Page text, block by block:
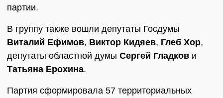
партии.
В группу также вошли депутаты Госдумы
Виталий Ефимов, Виктор Кидяев, Глеб Хор,
депутаты областной думы Сергей Гладков и
Татьяна Ерохина.
Партия сформировала 57 территориальных